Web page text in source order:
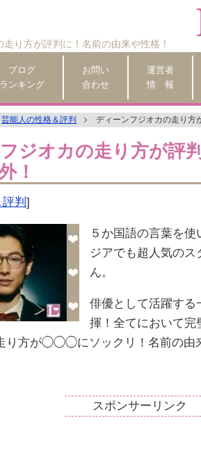
り方が評判に！名前の由来や性格！
ブログ
ランキング
お問い
合わせ
運営者
情 報
芸能人の性格＆評判 ディーンフジオカの走り方
ジオカの走り方が評
！
判 ]
５か国語の言葉を
ジアでも超人気のス
ん。
俳優として活躍する
揮！全てにおいて完
り方が◯◯◯にソックリ！名前の由
スポンサーリンク